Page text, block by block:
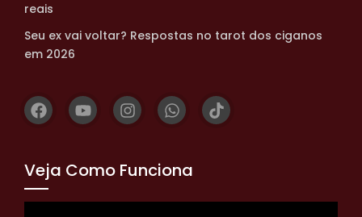
reais
Seu ex vai voltar? Respostas no tarot dos ciganos
em 2026
Veja Como Funciona